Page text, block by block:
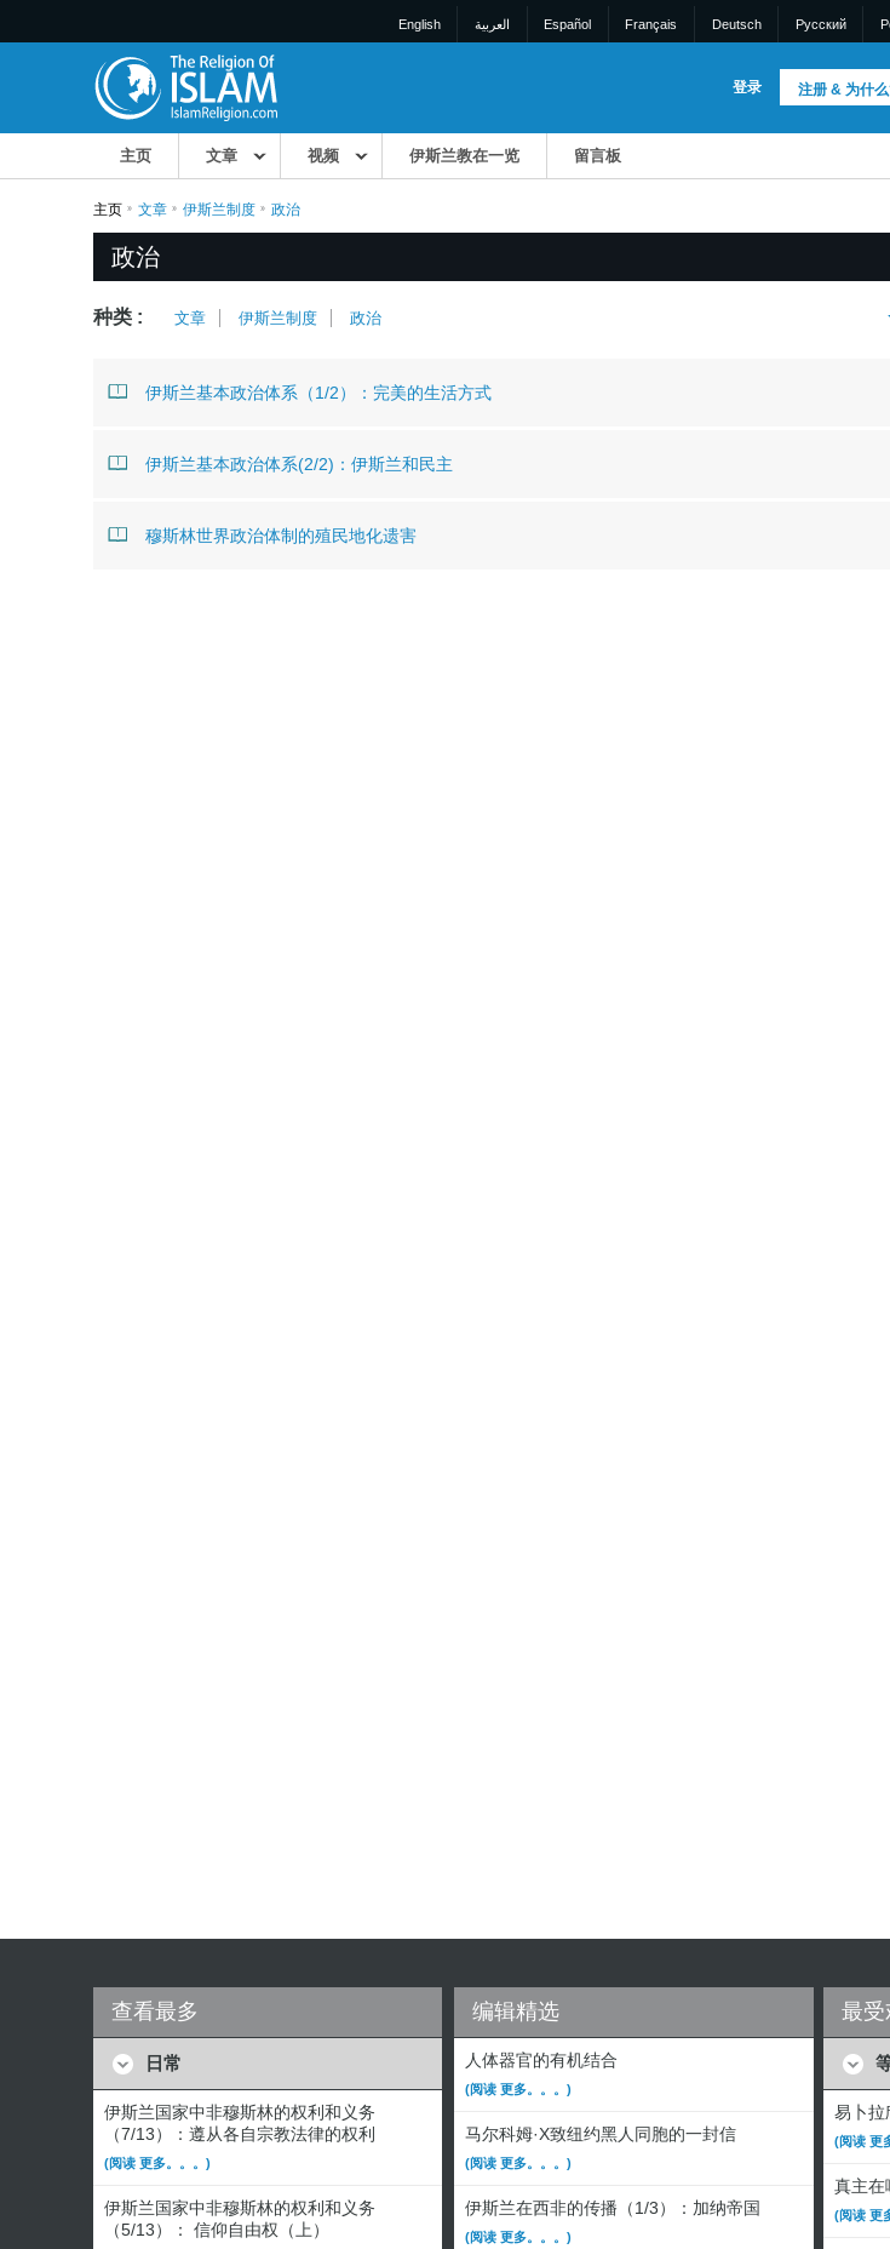
English العربية Español Français Deutsch Pусский
注册 & 为什
登录
主页 文章 视频 伊斯兰教在一览 留言板
主页 文章 伊斯兰制度 政治
政治
种类 : 文章 伊斯兰制度 政治
伊斯兰基本政治体系（1/2）：完美的生活方式
伊斯兰基本政治体系(2/2)：伊斯兰和民主
穆斯林世界政治体制的殖民地化遗害
查看最多
日常
伊斯兰国家中非穆斯林的权利和义务
（7/13）：遵从各自宗教法律的权利
(阅读 更多。。。)
伊斯兰国家中非穆斯林的权利和义务
（5/13）： 信仰自由权（上）
编辑精选
人体器官的有机结合
(阅读 更多。。。)
马尔科姆·X致纽约黑人同胞的一封信
(阅读 更多。。。)
伊斯兰在西非的传播（1/3）：加纳帝国
(阅读 更多。。。)
最受
易卜拉
(阅读 更
真主在
(阅读 更